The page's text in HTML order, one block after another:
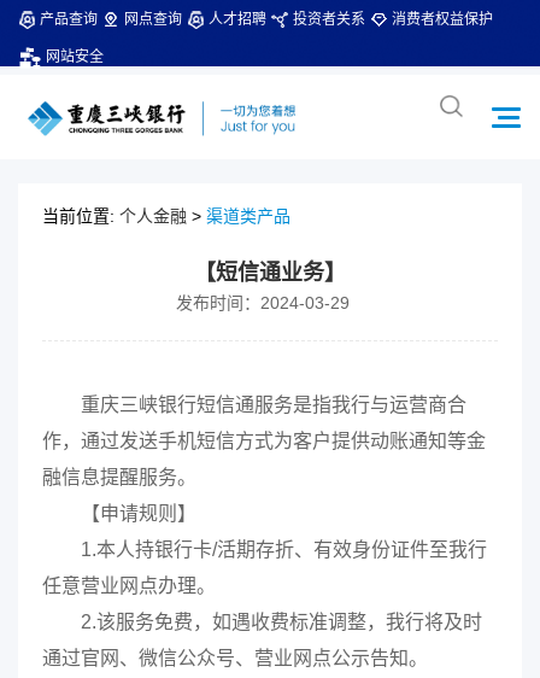
产品查询 网点查询 人才招聘 投资者关系 消费者权益保护
网站安全
当前位置: 个人金融 > 渠道类产品
【短信通业务】
发布时间：2024-03-29
重庆三峡银行短信通服务是指我行与运营商合
作，通过发送手机短信方式为客户提供动账通知等金
融信息提醒服务。
【申请规则】
1.本人持银行卡/活期存折、有效身份证件至我行
任意营业网点办理。
2.该服务免费，如遇收费标准调整，我行将及时
通过官网、微信公众号、营业网点公示告知。